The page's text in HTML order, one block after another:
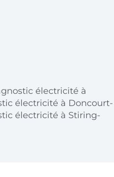
électricité à
électricité à Doncourt-
électricité à Stiring-